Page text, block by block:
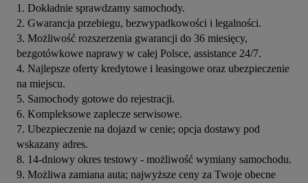
1. Dokładnie sprawdzamy samochody.
2. Gwarancja przebiegu, bezwypadkowości i legalności.
3. Możliwość rozszerzenia gwarancji do 36 miesięcy,
bezgotówkowe naprawy w całej Polsce, assistance 24/7.
4. Najlepsze oferty kredytowe i leasingowe oraz ubezpieczenie
na miejscu.
5. Samochody gotowe do rejestracji.
6. Kompleksowe zaplecze serwisowe.
7. Ubezpieczenie na dojazd w cenie; opcja dostawy pod
wskazany adres.
8. 14-dniowy okres testowy - możliwość wymiany samochodu.
9. Możliwa zamiana auta; najwyższe ceny za Twoje obecne